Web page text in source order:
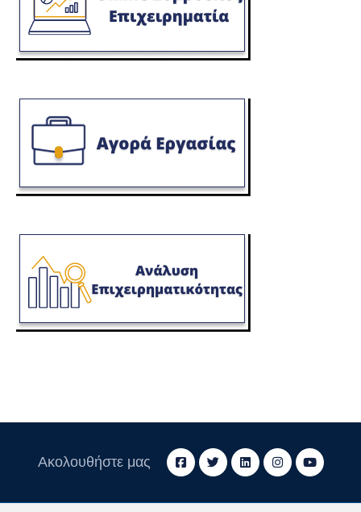
Ακολουθήστε μας